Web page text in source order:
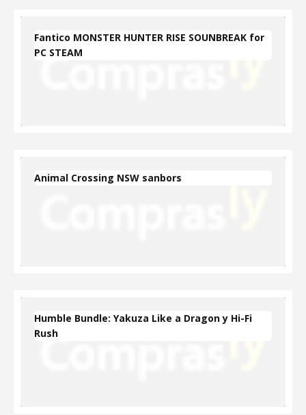
Fantico MONSTER HUNTER RISE SOUNBREAK for
PC STEAM
Animal Crossing NSW sanbors
Humble Bundle: Yakuza Like a Dragon y Hi-Fi
Rush